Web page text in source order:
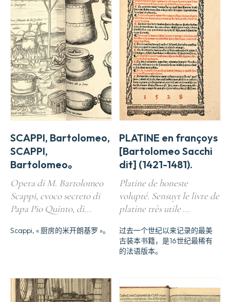
SCAPPI, Bartolomeo,
SCAPPI,
Bartolomeo。
Opera di M. Bartolomeo
Scappi, cvoco secreto di
Papa Pio Quinto, di...
Scappi, « 厨房的米开朗基罗 »。
PLATINE en françoys
[Bartolomeo Sacchi
dit] (1421-1481).
Platine de honeste
volupté. Sensuyt le livre de
platine très utile ...
过去一个世纪以来记录的最美
古装本书籍，是16世纪最稀有
的法语版本。